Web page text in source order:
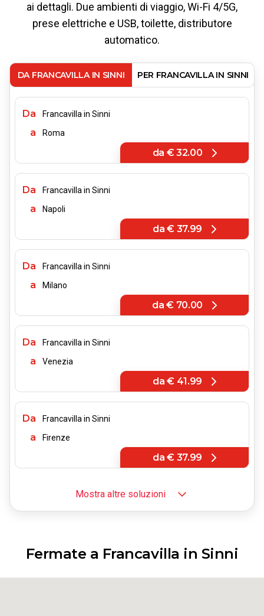
ai dettagli. Due ambienti di viaggio, Wi-Fi 4/5G,
prese elettriche e USB, toilette, distributore
automatico.
DA FRANCAVILLA IN SINNI PER FRANCAVILLA IN SINNI
Da
a
Francavilla in Sinni
Roma
da € 32.00
Da
a
Francavilla in Sinni
Napoli
da € 37.99
Da
a
Francavilla in Sinni
Milano
da € 70.00
Da
a
Francavilla in Sinni
Venezia
da € 41.99
Da
a
Francavilla in Sinni
Firenze
da € 37.99
a
Francavilla in Sinni
Bologna
Mostra altre soluzioni
Fermate a Francavilla in Sinni